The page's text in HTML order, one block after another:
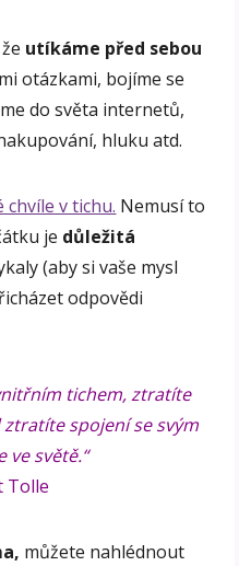
utíkáme před sebou
otázkami, bojíme se
do světa internetů,
hluku atd.
v tichu. Nemusí to
je důležitá
(aby si vaše mysl
odpovědi
tichem, ztratíte
spojení se svým
ve světě.“
Tolle
můžete nahlédnout